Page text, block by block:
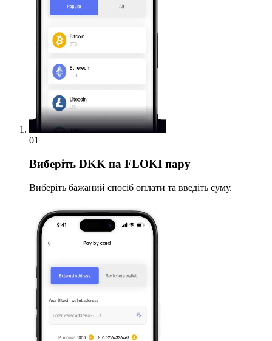
01
Виберіть DKK на FLOKI пару
Виберіть бажаний спосіб оплати та введіть суму.